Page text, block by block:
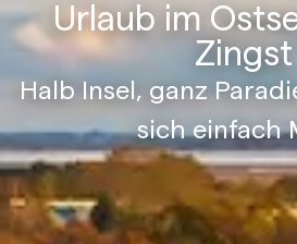
Urlaub im
Zingst
Halb Insel, ganz
sich einfach